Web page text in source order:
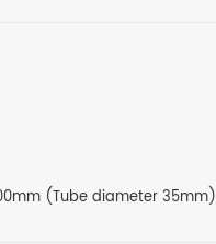
(Tube diameter 35mm)